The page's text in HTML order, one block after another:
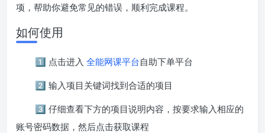
项，帮助你避免常见的错误，顺利完成课程。
如何使用
1️⃣ 点击进入 全能网课平台自助下单平台
2️⃣ 输入项目关键词找到合适的项目
3️⃣ 仔细查看下方的项目说明内容，按要求输入相应的
账号密码数据，然后点击获取课程